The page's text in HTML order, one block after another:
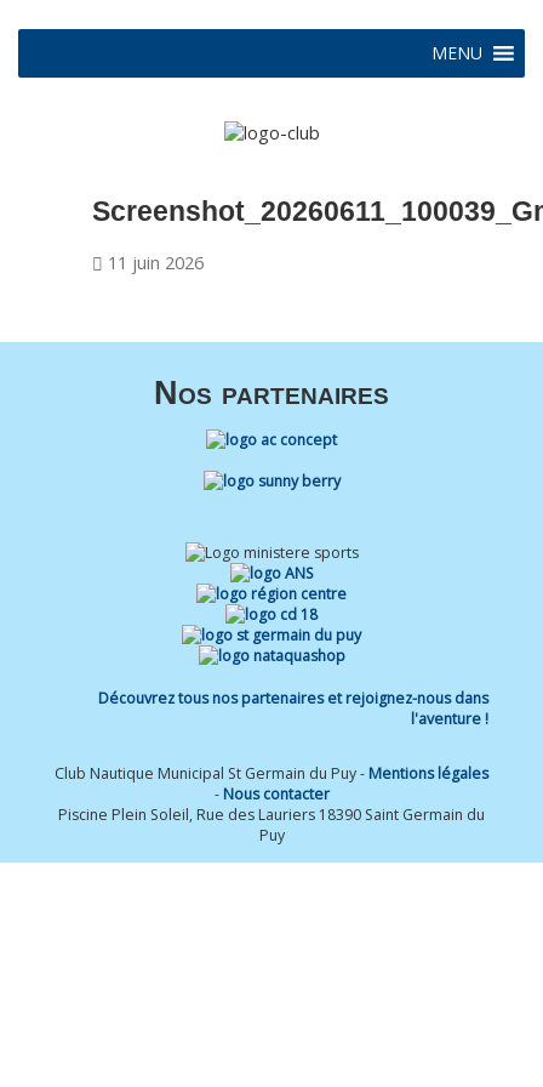
MENU
11 juin 2026
Nos partenaires
Découvrez tous nos partenaires et rejoignez-nous dans
l'aventure !
Club Nautique Municipal St Germain du Puy - Mentions légales
- Nous contacter
Piscine Plein Soleil, Rue des Lauriers 18390 Saint Germain du
Puy